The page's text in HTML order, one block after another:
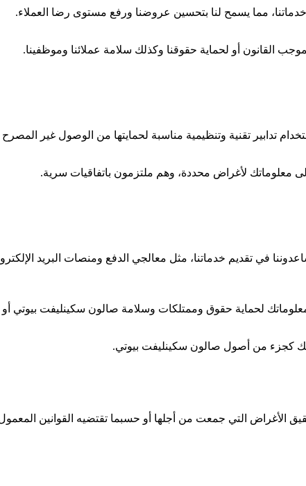
مما يسمح لنا بتحسين عروضنا ورفع مستوى رضا العملاء.
القانون أو لحماية حقوقنا وكذلك سلامة عملائنا وموظفينا.
تدابير تقنية وتنظيمية مناسبة لحمايتها من الوصول غير المصرح
لأغراض محددة، وهم ملتزمون باتفاقيات سرية.
في تقديم خدماتنا، مثل معالجي الدفع ومنصات البريد
لحماية حقوق وممتلكات وسلامة صالون سكينليفت بيوتي أو
كجزء من أصول صالون سكينليفت بيوتي.
التي جمعت من أجلها أو حسبما تقتضيه القوانين المعمول